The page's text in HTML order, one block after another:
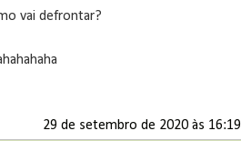
vai defrontar?
29 de setembro de 2020 às 16:19